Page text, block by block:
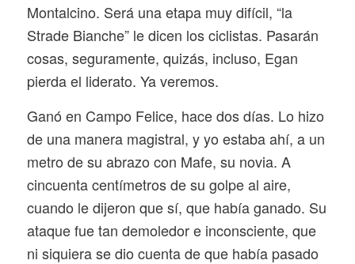
Montalcino. Será una etapa muy difícil, “la
Strade Bianche” le dicen los ciclistas. Pasarán
cosas, seguramente, quizás, incluso, Egan
pierda el liderato. Ya veremos.
Ganó en Campo Felice, hace dos días. Lo hizo
de una manera magistral, y yo estaba ahí, a un
metro de su abrazo con Mafe, su novia. A
cincuenta centímetros de su golpe al aire,
cuando le dijeron que sí, que había ganado. Su
ataque fue tan demoledor e inconsciente, que
ni siquiera se dio cuenta de que había pasado